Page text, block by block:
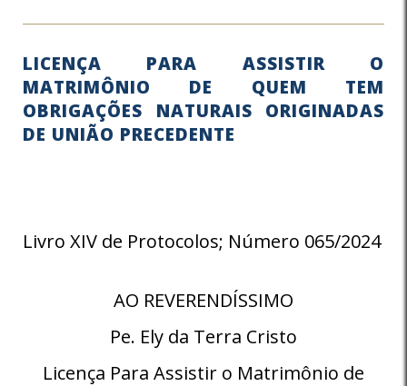
LICENÇA PARA ASSISTIR O
MATRIMÔNIO DE QUEM TEM
OBRIGAÇÕES NATURAIS ORIGINADAS
DE UNIÃO PRECEDENTE
Livro XIV de Protocolos; Número 065/2024
AO REVERENDÍSSIMO
Pe. Ely da Terra Cristo
Licença Para Assistir o Matrimônio de